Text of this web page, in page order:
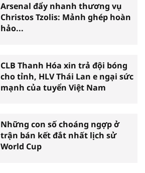
Arsenal đẩy nhanh thương vụ
Christos Tzolis: Mảnh ghép hoàn
hảo...
CLB Thanh Hóa xin trả đội bóng
cho tỉnh, HLV Thái Lan e ngại sức
mạnh của tuyển Việt Nam
Những con số choáng ngợp ở
trận bán kết đắt nhất lịch sử
World Cup